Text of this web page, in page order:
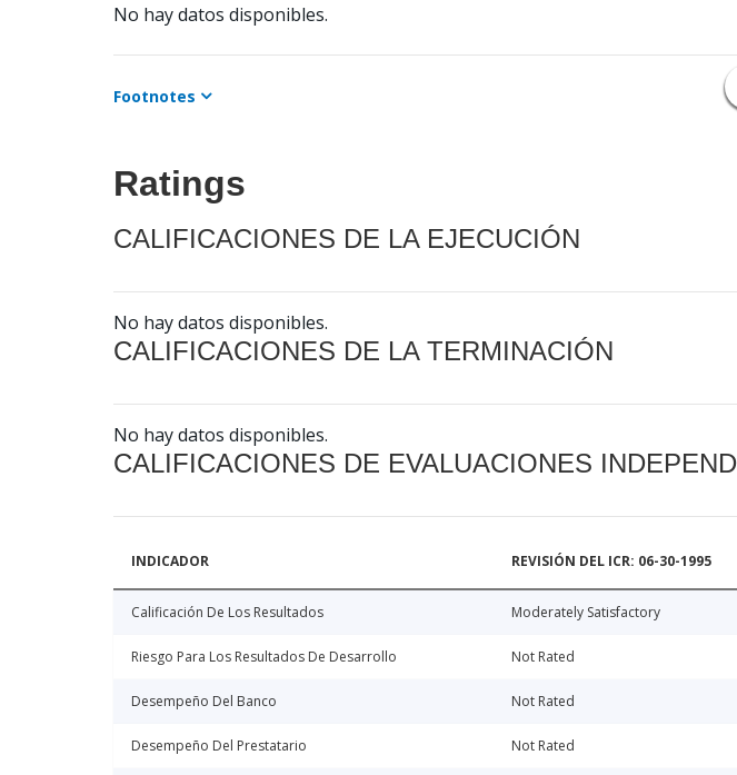
No hay datos disponibles.
Footnotes
Ratings
CALIFICACIONES DE LA EJECUCIÓN
No hay datos disponibles.
CALIFICACIONES DE LA TERMINACIÓN
No hay datos disponibles.
CALIFICACIONES DE EVALUACIONES
INDICADOR REVISIÓN DEL ICR: 06-30-1995
Calificación De Los Resultados Moderately Satisfactory
Riesgo Para Los Resultados De Desarrollo Not Rated
Desempeño Del Banco Not Rated
Desempeño Del Prestatario Not Rated